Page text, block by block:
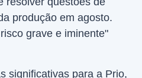
produção em agosto.
grave e iminente"
significativas para a Prio,